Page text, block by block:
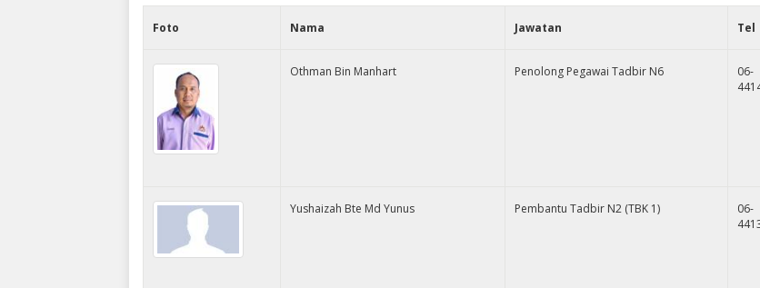
Foto Nama Jawatan Tel
Othman Bin Manhart Penolong Pegawai Tadbir N6
06-
Yushaizah Bte Md Yunus Pembantu Tadbir N2 (TBK 1)
06-